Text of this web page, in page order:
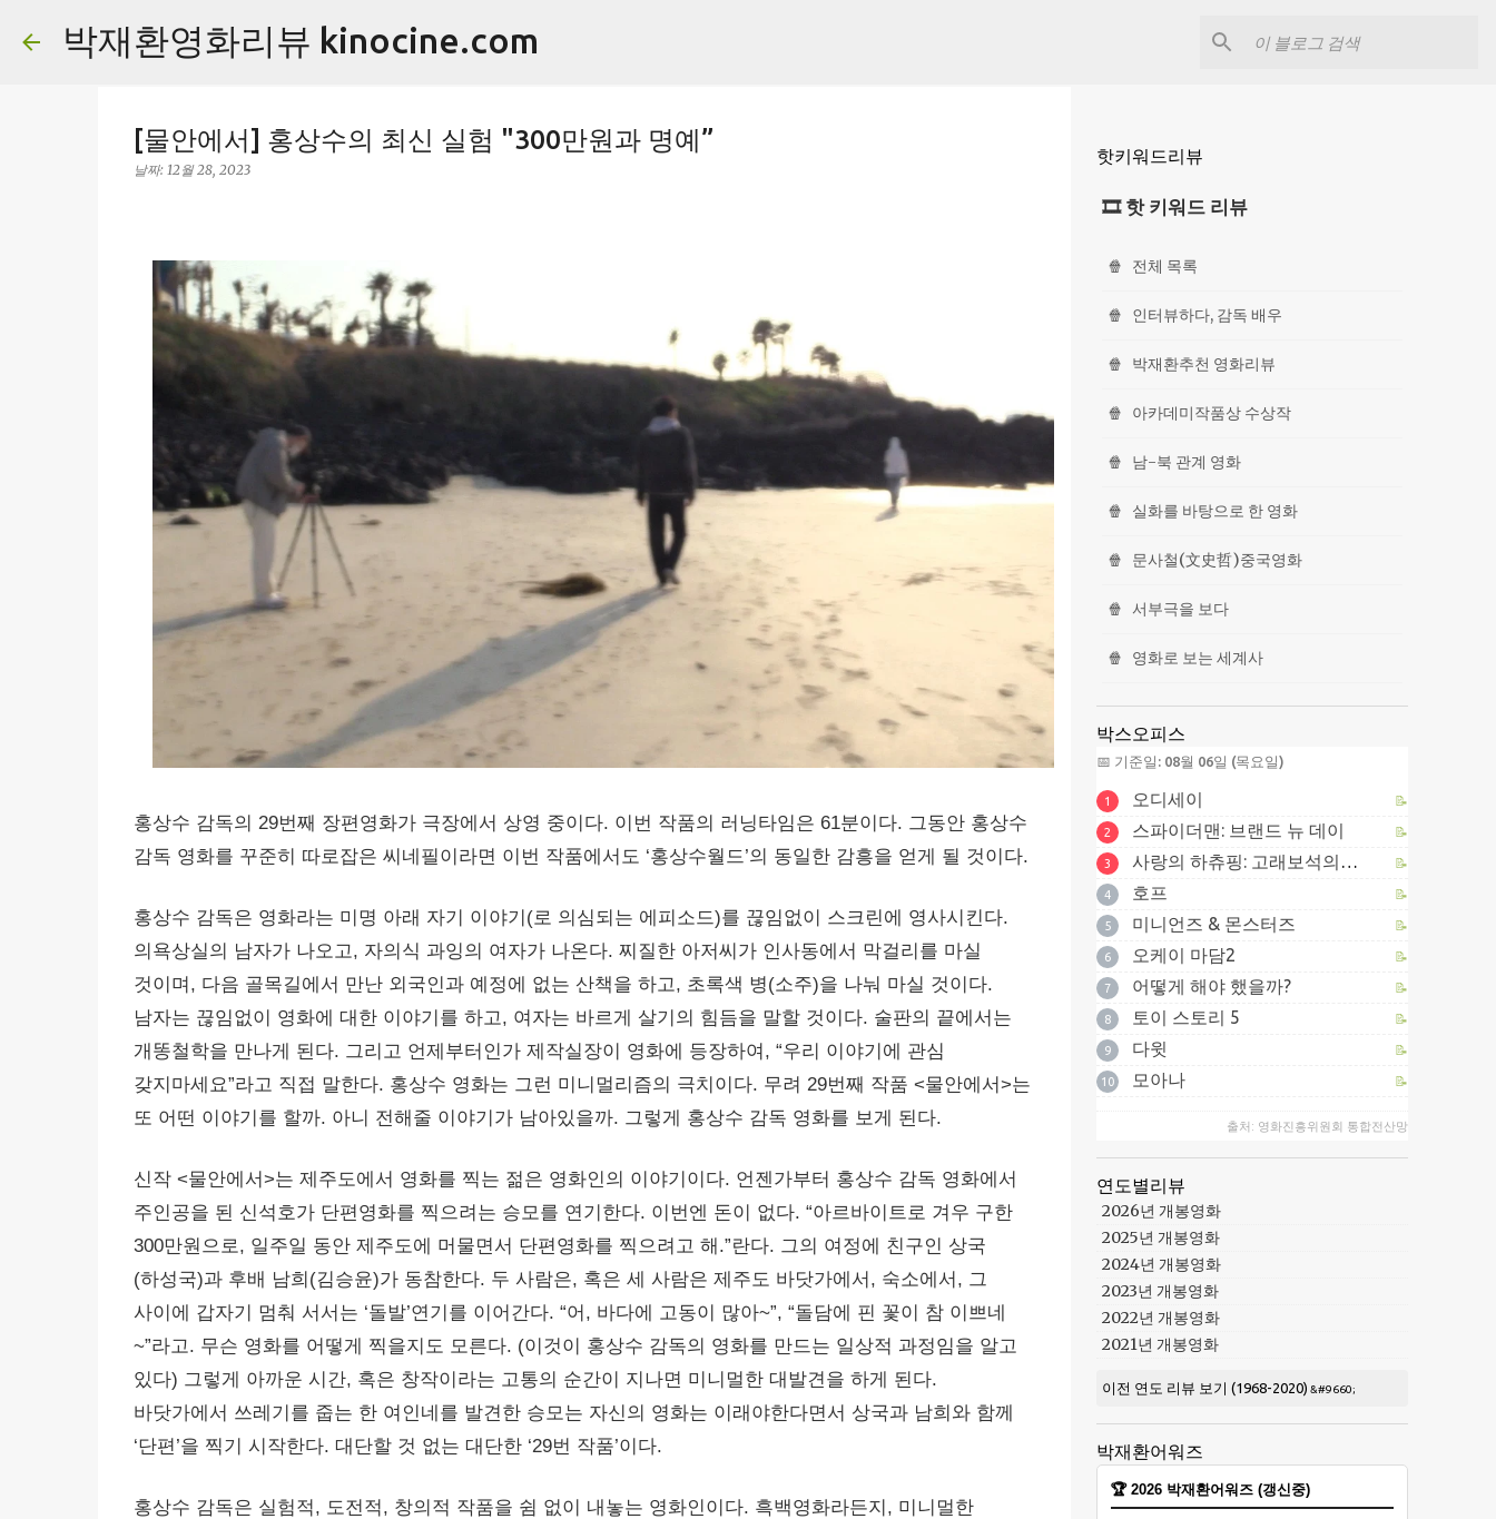
박재환영화리뷰 kinocine.com
[물안에서] 홍상수의 최신 실험 "300만원과 명예”
날짜: 12월 28, 2023
홍상수 감독의 29번째 장편영화가 극장에서 상영 중이다. 이번 작품의 러닝타임은 61분이다. 그동안 홍상수
감독 영화를 꾸준히 따로잡은 씨네필이라면 이번 작품에서도 ‘홍상수월드’의 동일한 감흥을 얻게 될 것이다.
홍상수 감독은 영화라는 미명 아래 자기 이야기(로 의심되는 에피소드)를 끊임없이 스크린에 영사시킨다.
의욕상실의 남자가 나오고, 자의식 과잉의 여자가 나온다. 찌질한 아저씨가 인사동에서 막걸리를 마실
것이며, 다음 골목길에서 만난 외국인과 예정에 없는 산책을 하고, 초록색 병(소주)을 나눠 마실 것이다.
남자는 끊임없이 영화에 대한 이야기를 하고, 여자는 바르게 살기의 힘듬을 말할 것이다. 술판의 끝에서는
개똥철학을 만나게 된다. 그리고 언제부터인가 제작실장이 영화에 등장하여, “우리 이야기에 관심
갖지마세요”라고 직접 말한다. 홍상수 영화는 그런 미니멀리즘의 극치이다. 무려 29번째 작품 <물안에서>는
또 어떤 이야기를 할까. 아니 전해줄 이야기가 남아있을까. 그렇게 홍상수 감독 영화를 보게 된다.
신작 <물안에서>는 제주도에서 영화를 찍는 젊은 영화인의 이야기이다. 언젠가부터 홍상수 감독 영화에서
주인공을 된 신석호가 단편영화를 찍으려는 승모를 연기한다. 이번엔 돈이 없다. “아르바이트로 겨우 구한
300만원으로, 일주일 동안 제주도에 머물면서 단편영화를 찍으려고 해.”란다. 그의 여정에 친구인 상국
(하성국)과 후배 남희(김승윤)가 동참한다. 두 사람은, 혹은 세 사람은 제주도 바닷가에서, 숙소에서, 그
사이에 갑자기 멈춰 서서는 ‘돌발’연기를 이어간다. “어, 바다에 고동이 많아~”, “돌담에 핀 꽃이 참 이쁘네
~”라고. 무슨 영화를 어떻게 찍을지도 모른다. (이것이 홍상수 감독의 영화를 만드는 일상적 과정임을 알고
있다) 그렇게 아까운 시간, 혹은 창작이라는 고통의 순간이 지나면 미니멀한 대발견을 하게 된다.
바닷가에서 쓰레기를 줍는 한 여인네를 발견한 승모는 자신의 영화는 이래야한다면서 상국과 남희와 함께
‘단편’을 찍기 시작한다. 대단할 것 없는 대단한 ‘29번 작품’이다.
홍상수 감독은 실험적, 도전적, 창의적 작품을 쉼 없이 내놓는 영화인이다. 흑백영화라든지, 미니멀한
핫키워드리뷰
🎞 핫 키워드 리뷰
🍿 전체 목록
🍿 인터뷰하다, 감독 배우
🍿 박재환추천 영화리뷰
🍿 아카데미작품상 수상작
🍿 남-북 관계 영화
🍿 실화를 바탕으로 한 영화
🍿 문사철(文史哲)중국영화
🍿 서부극을 보다
🍿 영화로 보는 세계사
박스오피스
📅 기준일: 08월 06일 (목요일)
1 오디세이 📝
2 스파이더맨: 브랜드 뉴 데이 📝
3 사랑의 하츄핑: 고래보석의 전설 📝
4 호프 📝
5 미니언즈 & 몬스터즈 📝
6 오케이 마담2 📝
7 어떻게 해야 했을까? 📝
8 토이 스토리 5 📝
9 다윗 📝
10 모아나 📝
출처: 영화진흥위원회 통합전산망
연도별리뷰
2026년 개봉영화
2025년 개봉영화
2024년 개봉영화
2023년 개봉영화
2022년 개봉영화
2021년 개봉영화
이전 연도 리뷰 보기 (1968-2020)
박재환어워즈
🏆 2026 박재환어워즈 (갱신중)